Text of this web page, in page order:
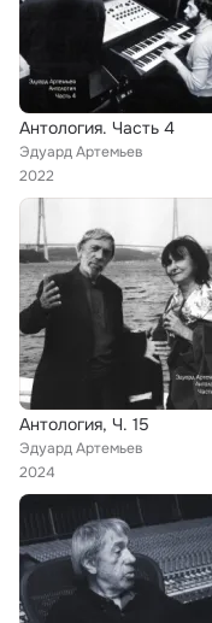
Антология. Часть 4
Эдуард Артемьев
2022
Антология, Ч. 15
Эдуард Артемьев
2024